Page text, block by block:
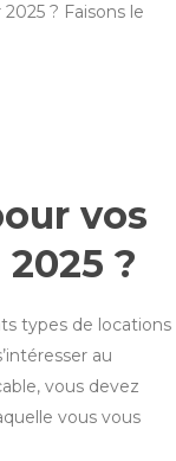
? Faisons le
vos
?
types de locations
au
vous devez
vous vous